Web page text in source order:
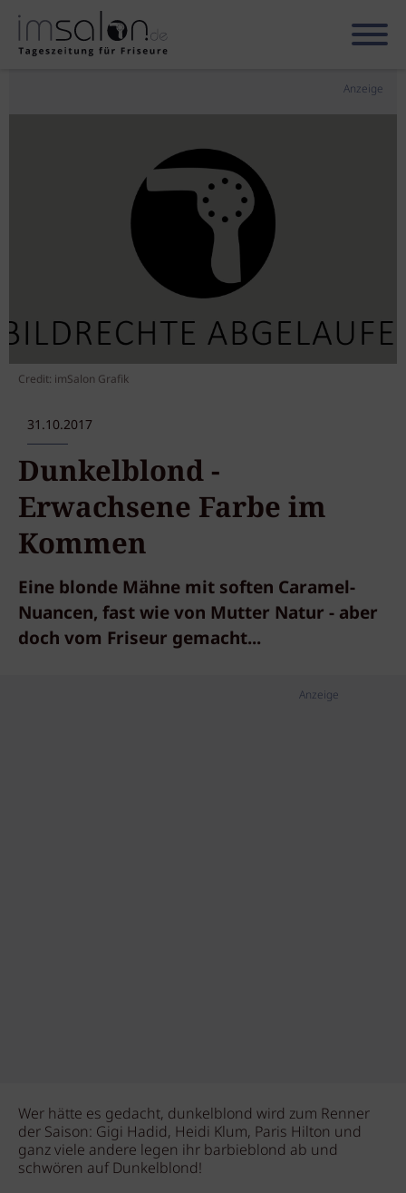
Anzeige
Credit: imSalon Grafik
31.10.2017
Dunkelblond -
Erwachsene Farbe im
Kommen
Eine blonde Mähne mit soften Caramel-
Nuancen, fast wie von Mutter Natur - aber
doch vom Friseur gemacht...
Anzeige
Wer hätte es gedacht, dunkelblond wird zum Renner
der Saison: Gigi Hadid, Heidi Klum, Paris Hilton und
ganz viele andere legen ihr barbieblond ab und
schwören auf Dunkelblond!